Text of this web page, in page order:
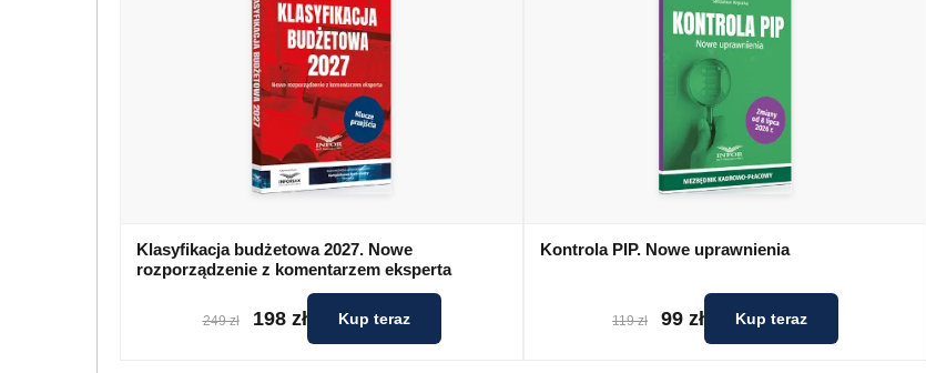
Klasyfikacja budżetowa 2027. Nowe
rozporządzenie z komentarzem eksperta
249 zł 198 zł Kup teraz
Kontrola PIP. Nowe uprawnienia
119 zł 99 zł Kup teraz